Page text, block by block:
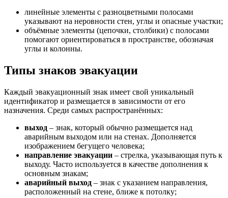
линейные элементы с разноцветными полосами
указывают на неровности стен, углы и опасные участки;
объёмные элементы (цепочки, столбики) с полосами
помогают ориентироваться в пространстве, обозначая
углы и колонны.
Типы знаков эвакуации
Каждый эвакуационный знак имеет свой уникальный
идентификатор и размещается в зависимости от его
назначения. Среди самых распространённых:
выход – знак, который обычно размещается над
аварийным выходом или на стенах. Дополняется
изображением бегущего человека;
направление эвакуации – стрелка, указывающая путь к
выходу. Часто используется в качестве дополнения к
основным знакам;
аварийный выход – знак с указанием направления,
расположенный на стене, ближе к потолку;